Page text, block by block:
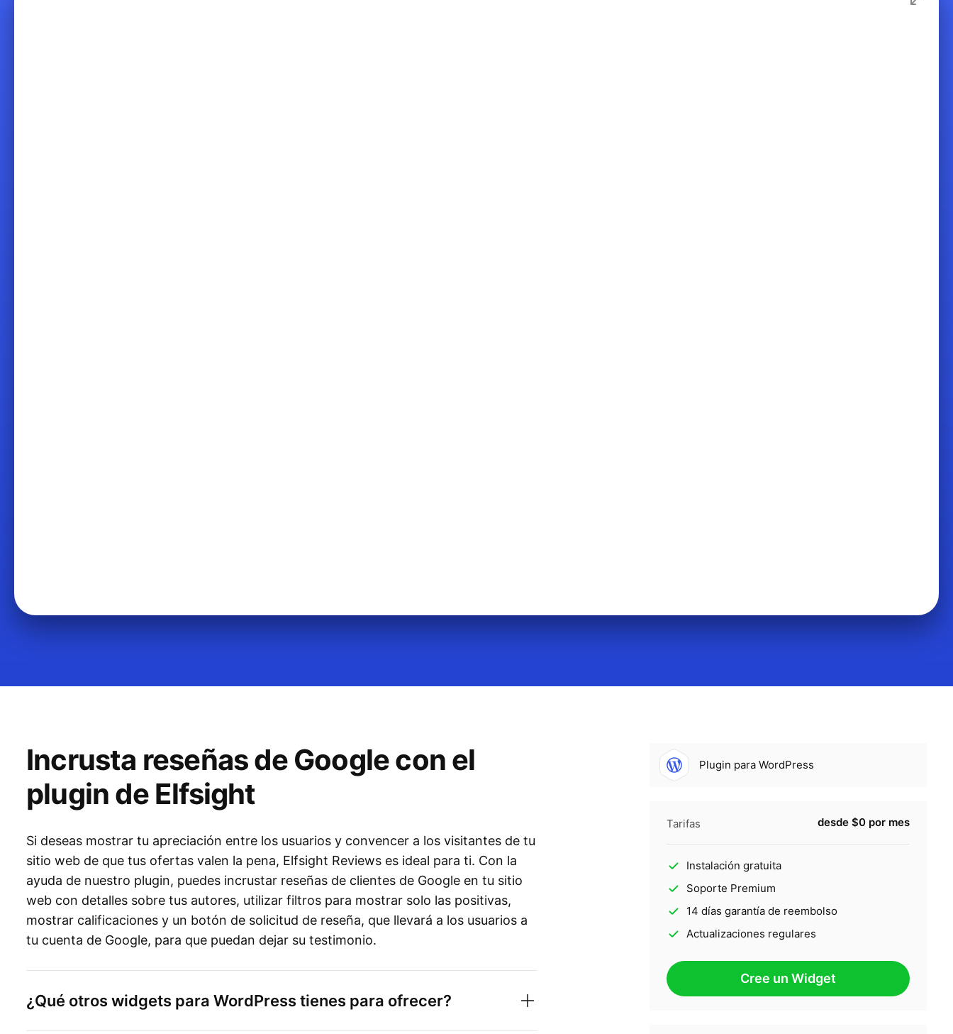
Incrusta reseñas de Google con el
plugin de Elfsight
Si deseas mostrar tu apreciación entre los usuarios y convencer a los visitantes de tu
sitio web de que tus ofertas valen la pena, Elfsight Reviews es ideal para ti. Con la
ayuda de nuestro plugin, puedes incrustar reseñas de clientes de Google en tu sitio
web con detalles sobre tus autores, utilizar filtros para mostrar solo las positivas,
mostrar calificaciones y un botón de solicitud de reseña, que llevará a los usuarios a
tu cuenta de Google, para que puedan dejar su testimonio.
¿Qué otros widgets para WordPress tienes para ofrecer?
Plugin para WordPress
Tarifas desde $0 por mes
Instalación gratuita
Soporte Premium
14 días garantía de reembolso
Actualizaciones regulares
Cree un Widget